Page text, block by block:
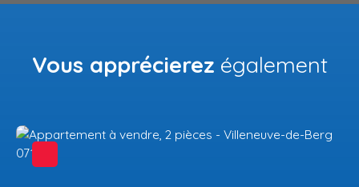
Vous apprécierez également